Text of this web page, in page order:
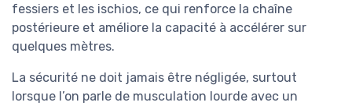
fessiers et les ischios, ce qui renforce la chaîne
postérieure et améliore la capacité à accélérer sur
quelques mètres.
La sécurité ne doit jamais être négligée, surtout
lorsque l’on parle de musculation lourde avec un